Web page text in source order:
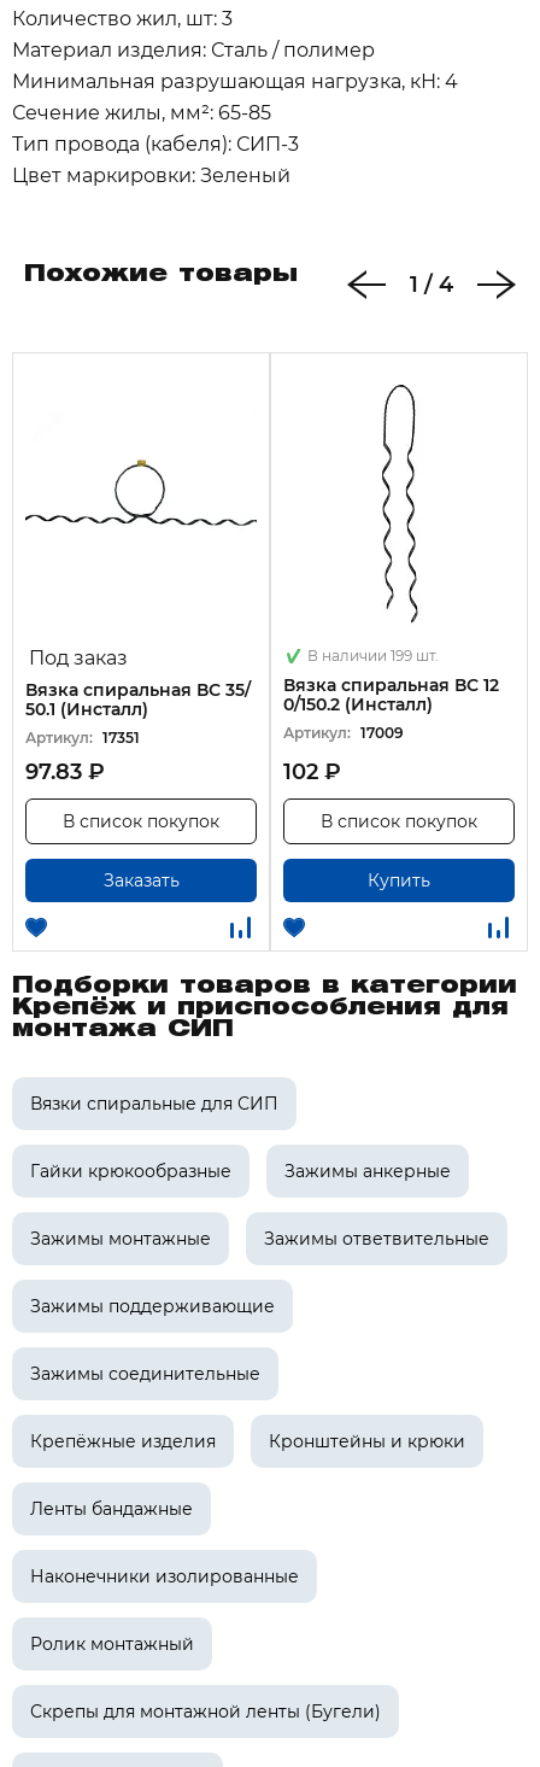
Количество жил, шт: 3
Материал изделия: Сталь / полимер
Минимальная разрушающая нагрузка, кН: 4
Сечение жилы, мм²: 65-85
Тип провода (кабеля): СИП-3
Цвет маркировки: Зеленый
Похожие товары 1 / 4
Под заказ
Вязка спиральная ВС 35/
50.1 (Инсталл)
Артикул: 17351
97.83 ₽
Заказать
В список покупок
В наличии 199 шт.
Вязка спиральная ВС 12
0/150.2 (Инсталл)
Артикул: 17009
102 ₽
Купить
В список покупок
Подборки товаров в категории
Крепёж и приспособления для
монтажа СИП
Вязки спиральные для СИП
Гайки крюкообразные Зажимы анкерные
Зажимы монтажные Зажимы ответвительные
Зажимы поддерживающие
Зажимы соединительные
Крепёжные изделия Кронштейны и крюки
Ленты бандажные
Наконечники изолированные
Ролик монтажный
Скрепы для монтажной ленты (Бугели)